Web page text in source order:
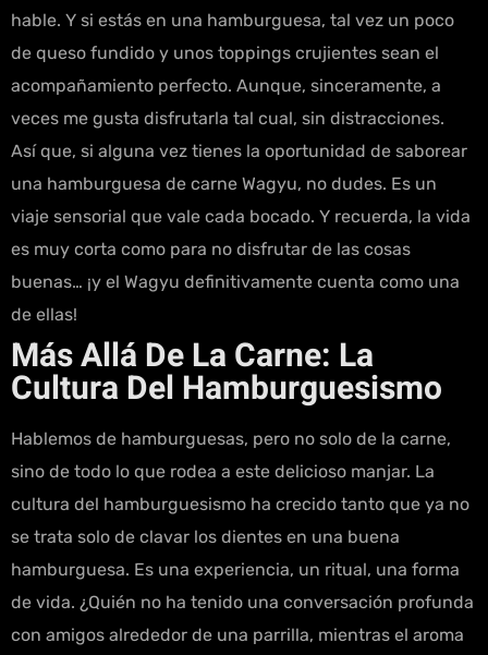
hable. Y si estás en una hamburguesa, tal vez un poco
de queso fundido y unos toppings crujientes sean el
acompañamiento perfecto. Aunque, sinceramente, a
veces me gusta disfrutarla tal cual, sin distracciones.
Así que, si alguna vez tienes la oportunidad de saborear
una hamburguesa de carne Wagyu, no dudes. Es un
viaje sensorial que vale cada bocado. Y recuerda, la vida
es muy corta como para no disfrutar de las cosas
buenas… ¡y el Wagyu definitivamente cuenta como una
de ellas!
Más Allá De La Carne: La
Cultura Del Hamburguesismo
Hablemos de hamburguesas, pero no solo de la carne,
sino de todo lo que rodea a este delicioso manjar. La
cultura del hamburguesismo ha crecido tanto que ya no
se trata solo de clavar los dientes en una buena
hamburguesa. Es una experiencia, un ritual, una forma
de vida. ¿Quién no ha tenido una conversación profunda
con amigos alrededor de una parrilla, mientras el aroma